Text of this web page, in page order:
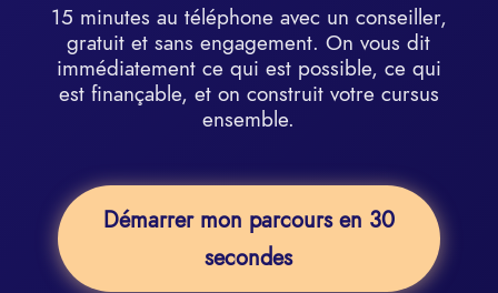
15 minutes au téléphone avec un conseiller,
gratuit et sans engagement. On vous dit
immédiatement ce qui est possible, ce qui
est finançable, et on construit votre cursus
ensemble.
Démarrer mon parcours en 30
secondes